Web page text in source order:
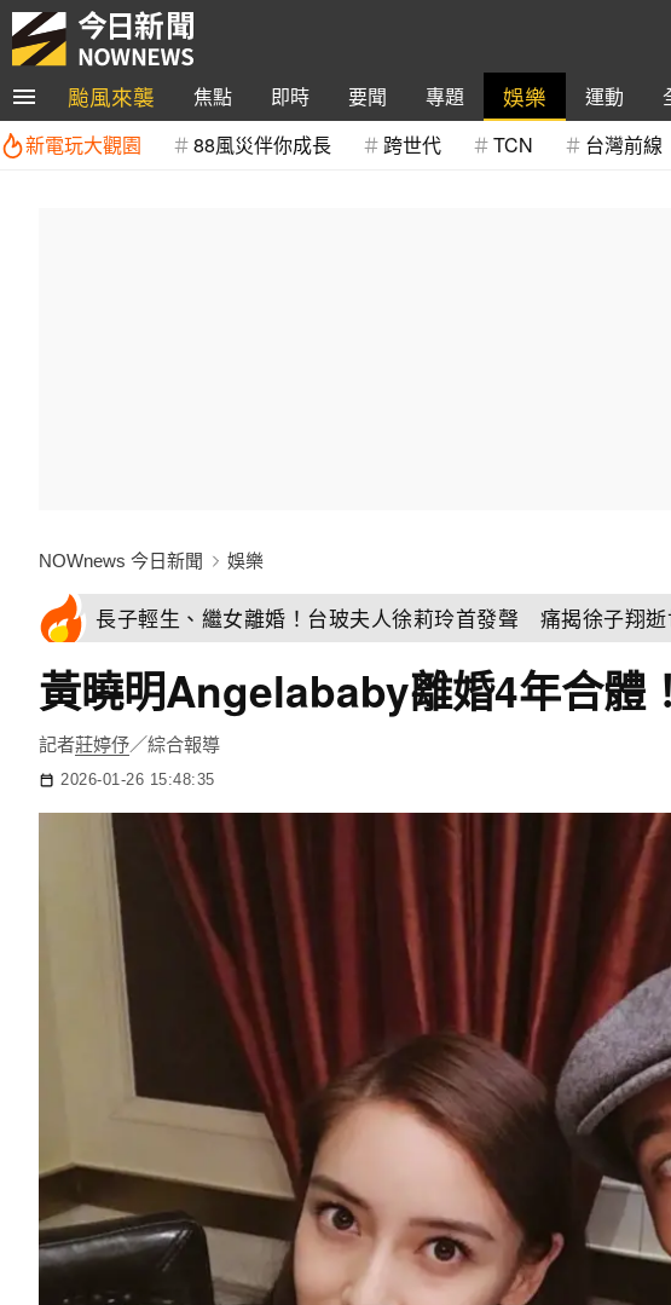
颱風來襲 焦點 即時 要聞 專題 娛樂 運動
新電玩大觀園
88風災伴你成長 跨世代 TCN 台灣前線
NOWnews 今日新聞 娛樂
長子輕生、繼女離婚！台玻夫人徐莉玲首發聲 痛揭徐子翔逝
黃曉明Angelababy離婚4年合
記者莊婷伃／綜合報導
2026-01-26 15:48:35